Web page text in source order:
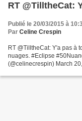
RT @TilltheCat:
Publié le 20/03/2015 à
Par Celine Crespin
RT @TilltheCat: Y'a pas à
nuages. #Eclipse
(@celinecrespin) March